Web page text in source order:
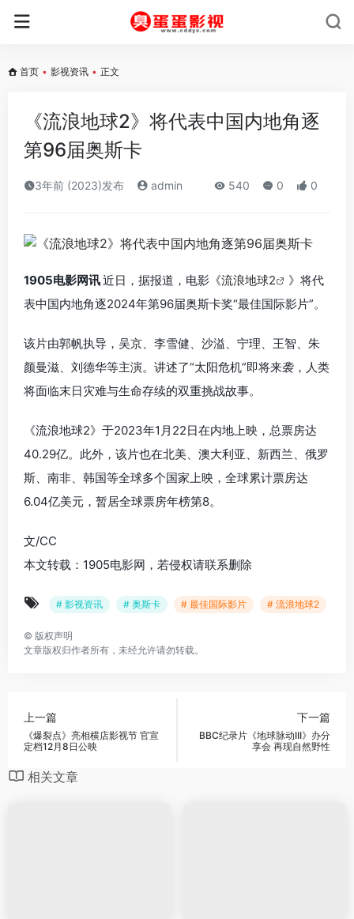
首页 • 影视资讯 • 正文
《流浪地球2》将代表中国内地角逐
第96届奥斯卡
3年前 (2023)发布 admin 540 0 0
1905电影网讯近日，据报道，电影《流浪地球2
》将代
表中国内地角逐2024年第96届奥斯卡奖“最佳国际影片”。
该片由郭帆执导，吴京、李雪健、沙溢、宁理、王智、朱
颜曼滋、刘德华等主演。讲述了“太阳危机”即将来袭，人类
将面临末日灾难与生命存续的双重挑战故事。
《流浪地球2》于2023年1月22日在内地上映，总票房达
40.29亿。此外，该片也在北美、澳大利亚、新西兰、俄罗
斯、南非、韩国等全球多个国家上映，全球累计票房达
6.04亿美元，暂居全球票房年榜第8。
文/CC
本文转载：1905电影网，若侵权请联系删除
# 影视资讯 # 奥斯卡 # 最佳国际影片 # 流浪地球2
© 版权声明
文章版权归作者所有，未经允许请勿转载。
上一篇
《爆裂点》亮相横店影视节 官宣
定档12月8日公映
下一篇
BBC纪录片《地球脉动III》办分
享会 再现自然野性
相关文章